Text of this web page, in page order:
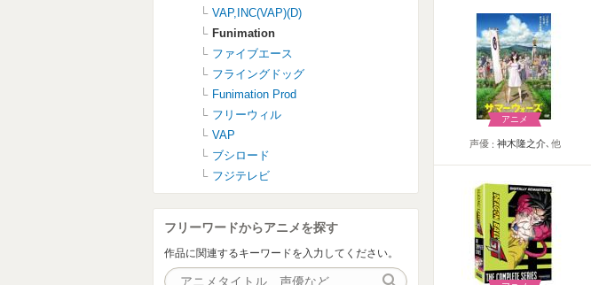
アニメ
声優 神木隆之介､他
VAP,INC(VAP)(D)
Funimation
ファイブエース
フライングドッグ
Funimation Prod
フリーウィル
VAP
ブシロード
フジテレビ
フリーワードからアニメを探す
作品に関連するキーワードを入力してください。